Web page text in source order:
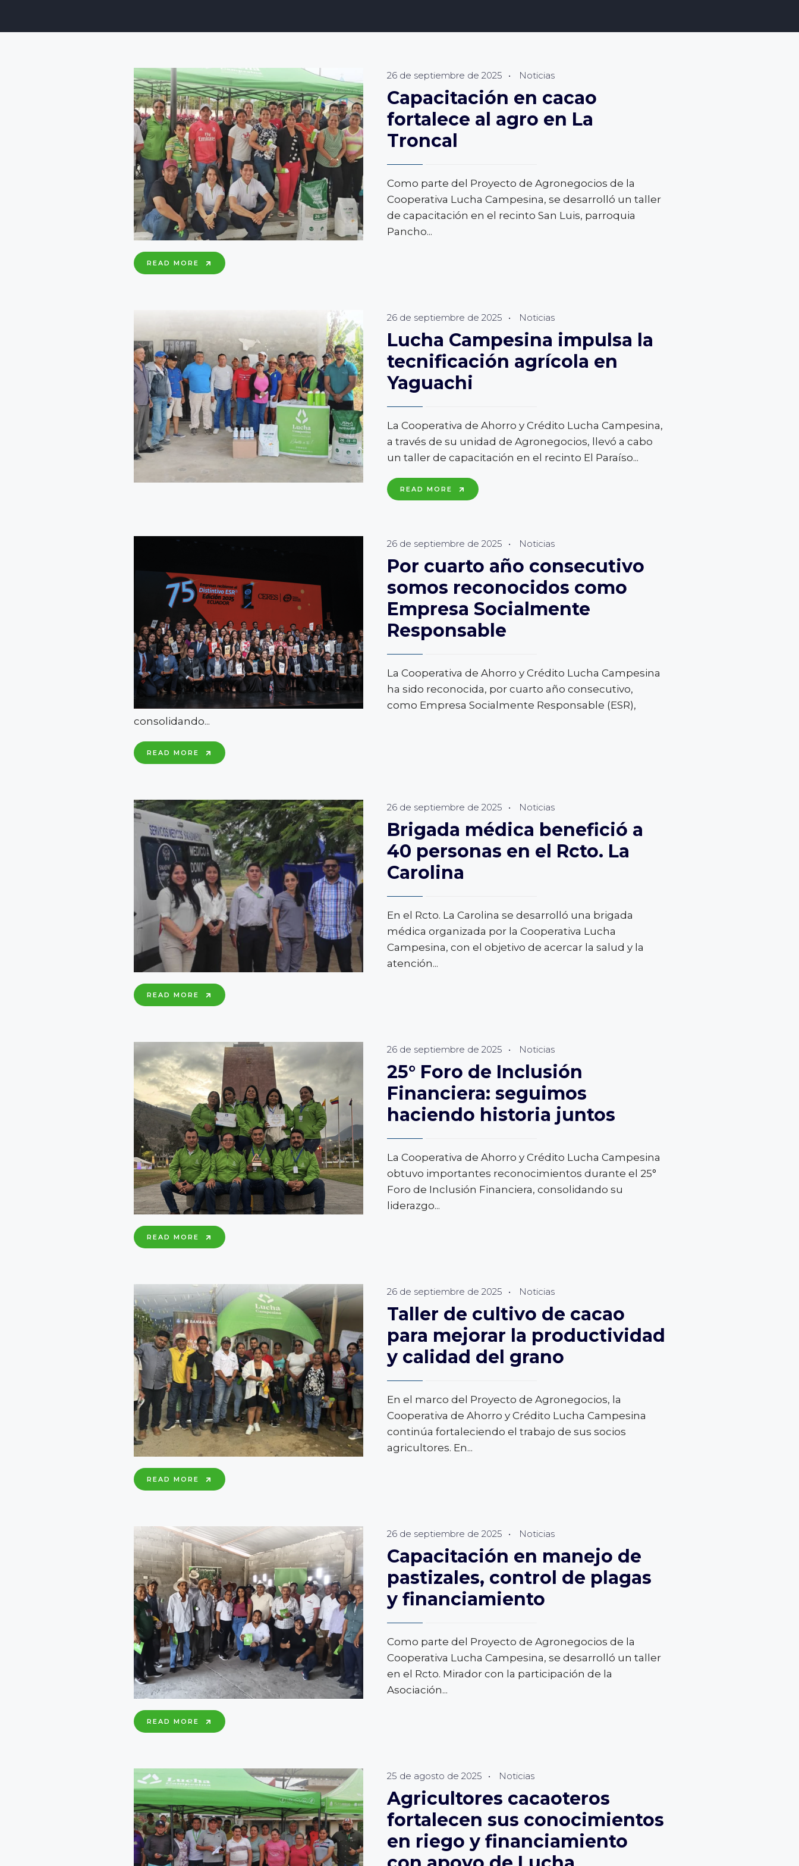
26 de septiembre de 2025 • Noticias
Capacitación en cacao
fortalece al agro en La
Troncal
Como parte del Proyecto de Agronegocios de la
Cooperativa Lucha Campesina, se desarrolló un taller
de capacitación en el recinto San Luis, parroquia
Pancho...
READ MORE
CAPACITACIÓN
EN
TRONCAL
26 de septiembre de 2025 • Noticias
Lucha Campesina impulsa la
tecnificación agrícola en
Yaguachi
La Cooperativa de Ahorro y Crédito Lucha Campesina,
a través de su unidad de Agronegocios, llevó a cabo
un taller de capacitación en el recinto El Paraíso...
READ MORE
LUCHA
CAMPESINA
AGRÍCOLA
YAGUACHI
26 de septiembre de 2025 • Noticias
Por cuarto año consecutivo
somos reconocidos como
Empresa Socialmente
Responsable
La Cooperativa de Ahorro y Crédito Lucha Campesina
ha sido reconocida, por cuarto año consecutivo,
como Empresa Socialmente Responsable (ESR),
consolidando...
READ MORE
POR
CUARTO
RECONOCIDOS
COMO
EMPRESA
SOCIALMENTE
RESPONSABLE
26 de septiembre de 2025 • Noticias
Brigada médica benefició a
40 personas en el Rcto. La
Carolina
En el Rcto. La Carolina se desarrolló una brigada
médica organizada por la Cooperativa Lucha
Campesina, con el objetivo de acercar la salud y la
atención...
READ MORE
BRIGADA
MÉDICA
PERSONAS
EN
EL
RCTO.
LA
CAROLINA
26 de septiembre de 2025 • Noticias
25° Foro de Inclusión
Financiera: seguimos
haciendo historia juntos
La Cooperativa de Ahorro y Crédito Lucha Campesina
obtuvo importantes reconocimientos durante el 25°
Foro de Inclusión Financiera, consolidando su
liderazgo...
READ MORE
25°
FORO
SEGUIMOS
HACIENDO
HISTORIA
JUNTOS
26 de septiembre de 2025 • Noticias
Taller de cultivo de cacao
para mejorar la productividad
y calidad del grano
En el marco del Proyecto de Agronegocios, la
Cooperativa de Ahorro y Crédito Lucha Campesina
continúa fortaleciendo el trabajo de sus socios
agricultores. En...
READ MORE
TALLER
DE
MEJORAR
LA
PRODUCTIVIDAD
Y
CALIDAD
DEL
GRANO
26 de septiembre de 2025 • Noticias
Capacitación en manejo de
pastizales, control de plagas
y financiamiento
Como parte del Proyecto de Agronegocios de la
Cooperativa Lucha Campesina, se desarrolló un taller
en el Rcto. Mirador con la participación de la
Asociación...
READ MORE
CAPACITACIÓN
EN
CONTROL
Y
FINANCIAMIENTO
25 de agosto de 2025 • Noticias
Agricultores cacaoteros
fortalecen sus conocimientos
en riego y financiamiento